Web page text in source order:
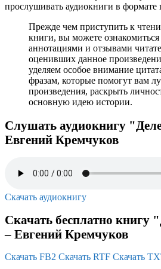
прослушивать аудиокниги в формате
Прежде чем приступить к
книги, вы можете
аннотациями и отзывами
оценивших данное
уделяем особое внимание
фразам, которые помогут вам
произведения, раскрыть
основную идею истории.
Слушать аудиокнигу
Евгений Кремчуков
Скачать аудиокнигу
Скачать бесплатно книгу
– Евгений Кремчуков
Скачать FB2 Скачать RTF Скачать